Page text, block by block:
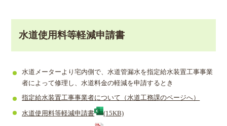
水道使用料等軽減申請書
水道メーターより宅内側で、水道管漏水を指定給水装置工事事業
者によって修理し、水道料金の軽減を申請するとき
指定給水装置工事事業者について（水道工務課のページへ）
水道使用料等軽減申請書 (15KB)